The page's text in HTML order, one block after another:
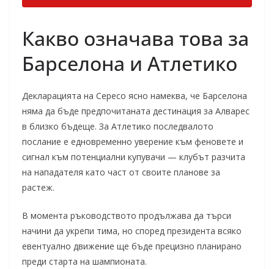
Какво означава това за
Барселона и Атлетико
Декларацията на Сересо ясно намеква, че Барселона
няма да бъде предпочитаната дестинация за Алварес
в близко бъдеще. За Атлетико последвалото
послание е едновременно уверение към феновете и
сигнал към потенциални купувачи — клубът разчита
на нападателя като част от своите планове за
растеж.
В момента ръководството продължава да търси
начини да укрепи тима, но според президента всяко
евентуално движение ще бъде прецизно планирано
преди старта на шампионата.